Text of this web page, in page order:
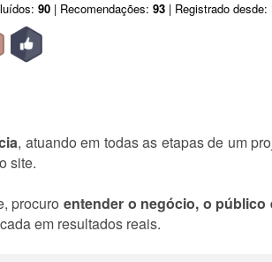
90 | Recomendações: 93 | Registrado desde:
, atuando em todas as etapas de um
site.
procuro entender o negócio, o
em resultados reais.